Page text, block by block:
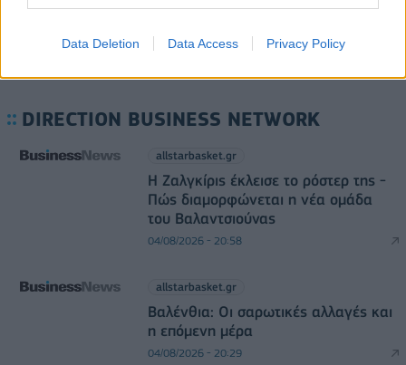
Data Deletion Data Access Privacy Policy
DIRECTION BUSINESS NETWORK
allstarbasket.gr
Η Ζαλγκίρις έκλεισε το ρόστερ της -
Πώς διαμορφώνεται η νέα ομάδα
του Βαλαντσιούνας
04/08/2026 - 20:58
allstarbasket.gr
Βαλένθια: Οι σαρωτικές αλλαγές και
η επόμενη μέρα
04/08/2026 - 20:29